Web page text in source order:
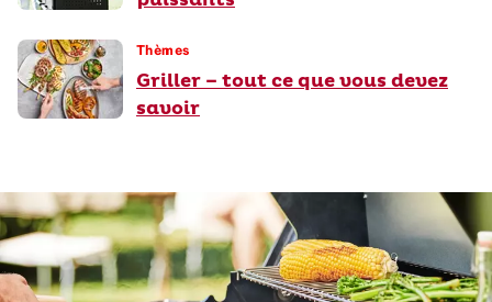
Thèmes
Griller – tout ce que vous devez
savoir